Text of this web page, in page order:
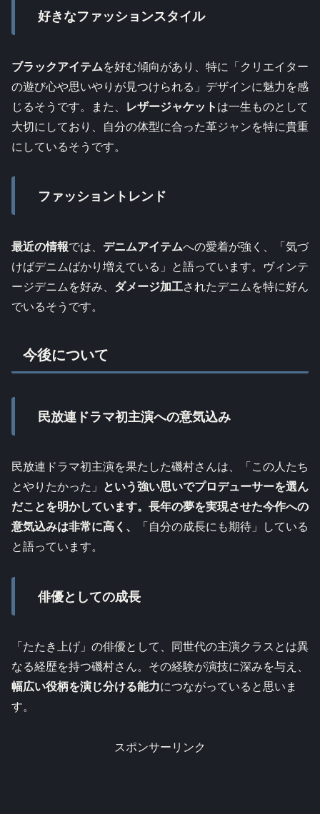
好きなファッションスタイル
ブラックアイテムを好む傾向があり、特に「クリエイター
の遊び心や思いやりが見つけられる」デザインに魅力を感
じるそうです。また、 レザージャケットは一生ものとして
大切にしており、自分の体型に合った革ジャンを特に貴重
にしているそうです。
ファッショントレンド
最近の情報では、 デニムアイテムへの愛着が強く、「気づ
けばデニムばかり増えている」と語っています。ヴィンテ
ージデニムを好み、 ダメージ加工されたデニムを特に好ん
でいるそうです。
今後について
民放連ドラマ初主演への意気込み
民放連ドラマ初主演を果たした磯村さんは、「この人たち
とやりたかった」 という強い思いでプロデューサーを選ん
だことを明かしています。長年の夢を実現させた今作への
意気込みは非常に高く、
「自分の成長にも期待」している
と語っています。
俳優としての成長
「たたき上げ」の俳優として、同世代の主演クラスとは異
なる経歴を持つ磯村さん。その経験が演技に深みを与え、
幅広い役柄を演じ分ける能力につながっていると思いま
す。
スポンサーリンク